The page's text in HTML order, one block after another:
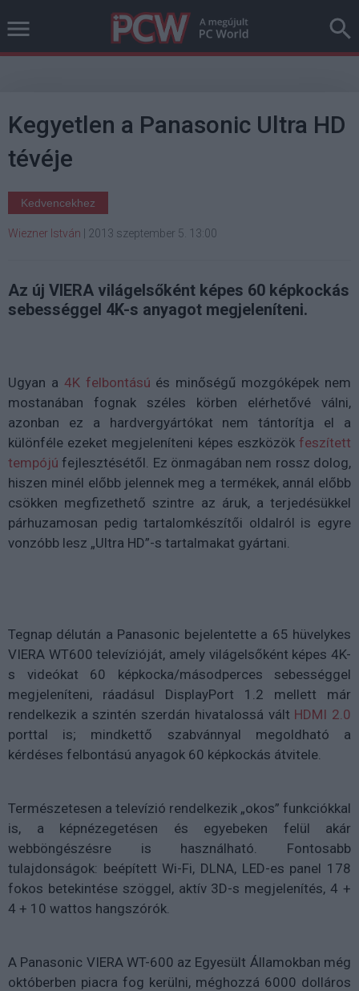
Kegyetlen a Panasonic Ultra HD
tévéje
Kedvencekhez
Wiezner István 2013 szeptember 5. 13:00
Az új VIERA világelsőként képes 60 képkockás
sebességgel 4K-s anyagot megjeleníteni.
Ugyan a 4K felbontású és minőségű mozgóképek nem
mostanában fognak széles körben elérhetővé válni,
azonban ez a hardvergyártókat nem tántorítja el a
különféle ezeket megjeleníteni képes eszközök feszített
tempójú fejlesztésétől. Ez önmagában nem rossz dolog,
hiszen minél előbb jelennek meg a termékek, annál előbb
csökken megfizethető szintre az áruk, a terjedésükkel
párhuzamosan pedig tartalomkészítői oldalról is egyre
vonzóbb lesz „Ultra HD”-s tartalmakat gyártani.
Tegnap délután a Panasonic bejelentette a 65 hüvelykes
VIERA WT600 televízióját, amely világelsőként képes 4K-
s videókat 60 képkocka/másodperces sebességgel
megjeleníteni, ráadásul DisplayPort 1.2 mellett már
rendelkezik a szintén szerdán hivatalossá vált HDMI 2.0
porttal is; mindkettő szabvánnyal megoldható a
kérdéses felbontású anyagok 60 képkockás átvitele.
Természetesen a televízió rendelkezik „okos” funkciókkal
is, a képnézegetésen és egyebeken felül akár
webböngészésre is használható. Fontosabb
tulajdonságok: beépített Wi-Fi, DLNA, LED-es panel 178
fokos betekintése szöggel, aktív 3D-s megjelenítés, 4 +
4 + 10 wattos hangszórók.
A Panasonic VIERA WT-600 az Egyesült Államokban még
októberben piacra fog kerülni, méghozzá 6000 dolláros